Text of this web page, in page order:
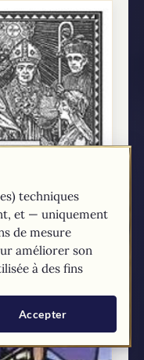
de
sentir la Foi
réconforte, c'est
à son Église.
techniques
et — uniquement
de mesure
améliorer son
à des fins
Accepter